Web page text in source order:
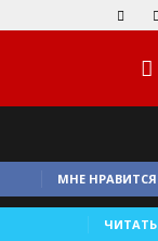
МНЕ НРАВИТСЯ
ЧИТАТЬ